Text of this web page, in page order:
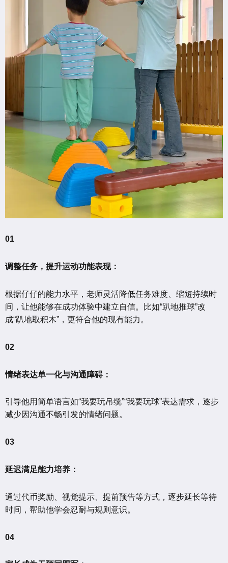
01
调整任务，提升运动功能表现：
根据仔仔的能力水平，老师灵活降低任务难度、缩短持续时
间，让他能够在成功体验中建立自信。比如“趴地推球”改
成“趴地取积木”，更符合他的现有能力。
02
情绪表达单一化与沟通障碍：
引导他用简单语言如“我要玩吊缆”“我要玩球”表达需求，逐步
减少因沟通不畅引发的情绪问题。
03
延迟满足能力培养：
通过代币奖励、视觉提示、提前预告等方式，逐步延长等待
时间，帮助他学会忍耐与规则意识。
04